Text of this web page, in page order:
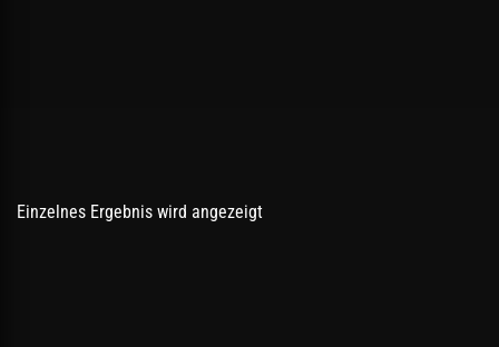
Einzelnes Ergebnis wird angezeigt